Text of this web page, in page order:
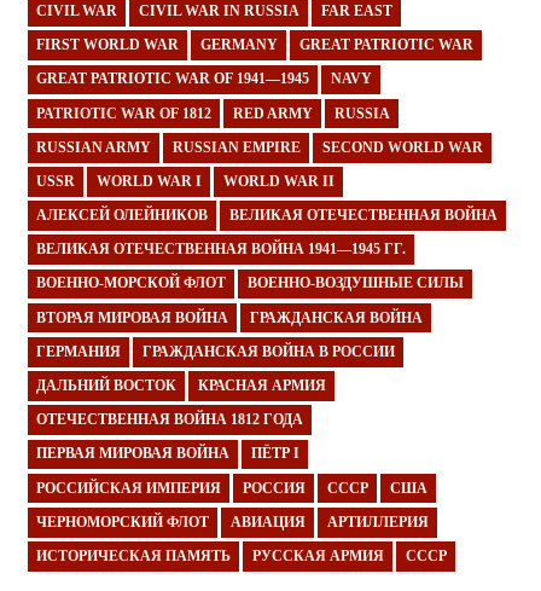
CIVIL WAR CIVIL WAR IN RUSSIA FAR EAST
FIRST WORLD WAR GERMANY GREAT PATRIOTIC WAR
GREAT PATRIOTIC WAR OF 1941—1945 NAVY
PATRIOTIC WAR OF 1812 RED ARMY RUSSIA
RUSSIAN ARMY RUSSIAN EMPIRE SECOND WORLD WAR
USSR WORLD WAR I WORLD WAR II
АЛЕКСЕЙ ОЛЕЙНИКОВ ВЕЛИКАЯ ОТЕЧЕСТВЕННАЯ ВОЙНА
ВЕЛИКАЯ ОТЕЧЕСТВЕННАЯ ВОЙНА 1941—1945 ГГ.
ВОЕННО-МОРСКОЙ ФЛОТ ВОЕННО-ВОЗДУШНЫЕ СИЛЫ
ВТОРАЯ МИРОВАЯ ВОЙНА ГРАЖДАНСКАЯ ВОЙНА
ГЕРМАНИЯ ГРАЖДАНСКАЯ ВОЙНА В РОССИИ
ДАЛЬНИЙ ВОСТОК КРАСНАЯ АРМИЯ
ОТЕЧЕСТВЕННАЯ ВОЙНА 1812 ГОДА
ПЕРВАЯ МИРОВАЯ ВОЙНА ПЁТР I
РОССИЙСКАЯ ИМПЕРИЯ РОССИЯ СССР США
ЧЕРНОМОРСКИЙ ФЛОТ АВИАЦИЯ АРТИЛЛЕРИЯ
ИСТОРИЧЕСКАЯ ПАМЯТЬ РУССКАЯ АРМИЯ СССР